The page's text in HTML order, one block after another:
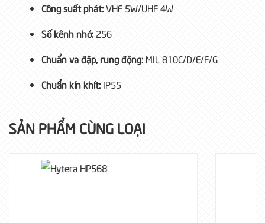
Công suất phát:VHF 5W/UHF 4W
Số kênh nhớ: 256
Chuẩn va đập, rung động: MIL 810C/D/E/F/G
Chuẩn kín khít: IP55
SẢN PHẨM CÙNG LOẠI